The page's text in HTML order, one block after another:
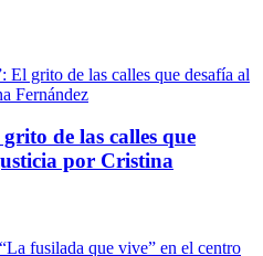
de las calles que
por Cristina